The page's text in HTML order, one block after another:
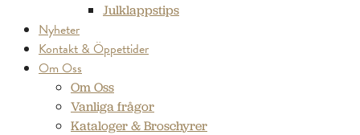
Julklappstips
Nyheter
Kontakt & Öppettider
Om Oss
Om Oss
Vanliga frågor
Kataloger & Broschyrer